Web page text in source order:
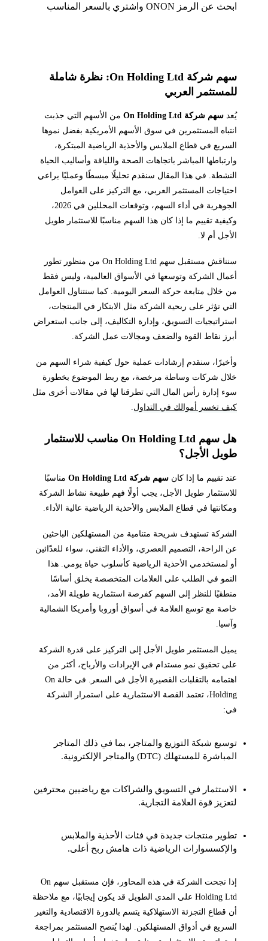
ابحث عن الرمز ONON واشتري بالسعر المناسب
سهم شركة On Holding Ltd: نظرة شاملة
للمستثمر العربي
يُعد سهم شركة On Holding Ltd
من الأسهم التي جذبت
انتباه المستثمرين في سوق الأسهم الأمريكية بفضل نموها
السريع في قطاع الملابس والأحذية الرياضية المبتكرة،
وارتباطها المباشر باتجاهات الصحة واللياقة وأساليب الحياة
النشطة. في هذا المقال سنقدم تحليلًا مبسطًا وعمليًا يراعي
احتياجات المستثمر العربي، مع التركيز على العوامل
الجوهرية في أداء السهم، وتوقعات المحللين في 2026،
وكيفية تقييم ما إذا كان هذا السهم مناسبًا للاستثمار طويل
الأجل أم لا.
سنناقش مستقبل سهم On Holding Ltd من منظور تطور
أعمال الشركة وتوسعها في الأسواق العالمية، وليس فقط
من خلال متابعة حركة السعر اليومية. كما سنتناول العوامل
التي تؤثر على ربحية الشركة مثل الابتكار في المنتجات،
استراتيجيات التسويق، وإدارة التكاليف، إلى جانب استعراض
أبرز نقاط القوة والضعف ومجالات عمل الشركة.
وأخيرًا، سنقدم إرشادات عملية حول كيفية شراء السهم من
خلال شركات وساطة مرخصة، مع ربط الموضوع بخطورة
سوء إدارة رأس المال التي تطرقنا لها في مقالات أخرى مثل
كيف تخسر أموالك في التداول .
هل سهم On Holding Ltd مناسب للاستثمار
طويل الأجل؟
عند تقييم ما إذا كان سهم شركة On Holding Ltd
مناسبًا
للاستثمار طويل الأجل، يجب أولًا فهم طبيعة نشاط الشركة
ومكانتها في قطاع الملابس والأحذية الرياضية عالية الأداء.
الشركة تستهدف شريحة متنامية من المستهلكين الباحثين
عن الراحة، التصميم العصري، والأداء التقني، سواء للعدّائين
أو لمستخدمي الأحذية الرياضية كأسلوب حياة يومي. هذا
النمو في الطلب على العلامات المتخصصة يخلق أساسًا
منطقيًا للنظر إلى السهم كفرصة استثمارية طويلة الأمد،
خاصة مع توسع العلامة في أسواق أوروبا وأمريكا الشمالية
وآسيا.
يميل المستثمر طويل الأجل إلى التركيز على قدرة الشركة
على تحقيق نمو مستدام في الإيرادات والأرباح، أكثر من
اهتمامه بالتقلبات القصيرة الأجل في السعر. في حالة On
Holding، تعتمد القصة الاستثمارية على استمرار الشركة
في:
توسيع شبكة التوزيع والمتاجر، بما في ذلك المتاجر
المباشرة للمستهلك (DTC) والمتاجر الإلكترونية.
الاستثمار في التسويق والشراكات مع رياضيين محترفين
لتعزيز قوة العلامة التجارية.
تطوير منتجات جديدة في فئات الأحذية والملابس
والإكسسوارات الرياضية ذات هامش ربح أعلى.
إذا نجحت الشركة في هذه المحاور، فإن مستقبل سهم On
Holding Ltd على المدى الطويل قد يكون إيجابيًا، مع ملاحظة
أن قطاع التجزئة الاستهلاكية يتسم بالدورة الاقتصادية والتغير
السريع في أذواق المستهلكين. لهذا يُنصح المستثمر بمراجعة